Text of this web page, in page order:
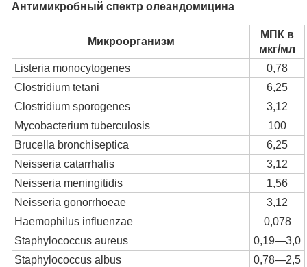
Антимикробный спектр олеандомицина
Микроорганизм
МПК в
мкг/мл
Listeria monocytogenes
0,78
Clostridium tetani
6,25
Clostridium sporogenes
3,12
Mycobacterium tuberculosis
100
Brucella bronchiseptica
6,25
Neisseria catarrhalis
3,12
Neisseria meningitidis
1,56
Neisseria gonorrhoeae
3,12
Haemophilus influenzae
0,078
Staphylococcus aureus
0,19—3,0
Staphylococcus albus
0,78—2,5